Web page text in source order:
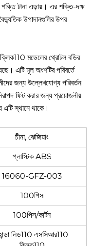
টানা এড়ায়। এর শক্তি-দক্ষ
উপাদানগুলির উপর
মডেলের থ্রোটল বডির
এটি মূল অংশটির পরিবর্তে
জন্য উল্লেখযোগ্য পরিবর্তন
ফিট করার জন্য প্রয়োজনীয়
এটি স্থানে থাকে।
চীনা, ঝেজিয়াং
প্লাস্টিক ABS
16060-GFZ-003
100পিস
100পিস/কার্টন
লিড110 এসসিআর110